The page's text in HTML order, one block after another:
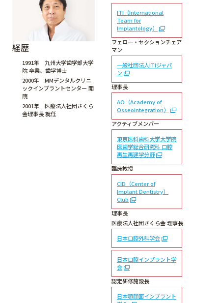
経歴
1991年 九州大学歯学部大学
院 卒業、歯学博士
2000年 MMデンタルクリニ
ックインプラントセンター 開
院
2001年 医療法人社団さくら
会理事長 就任
ITI（International
Team for
Implantology）
フェロー・セクションチェア
マン
一般社団法人ITIジャパ
ン
理事長
AO（Academy of
Osseointegration）
アクティブメンバー
東京医科歯科大学大学院
医歯学総合研究科 口腔
再生再建学分野
臨床教授
CID（Center of
Implant Dentistry）
Club
理事長
医療法人社団さくら会 理事長
日本口腔外科学会
日本口腔インプラント学
会
認定研修施設長
日本顎顔面インプラント